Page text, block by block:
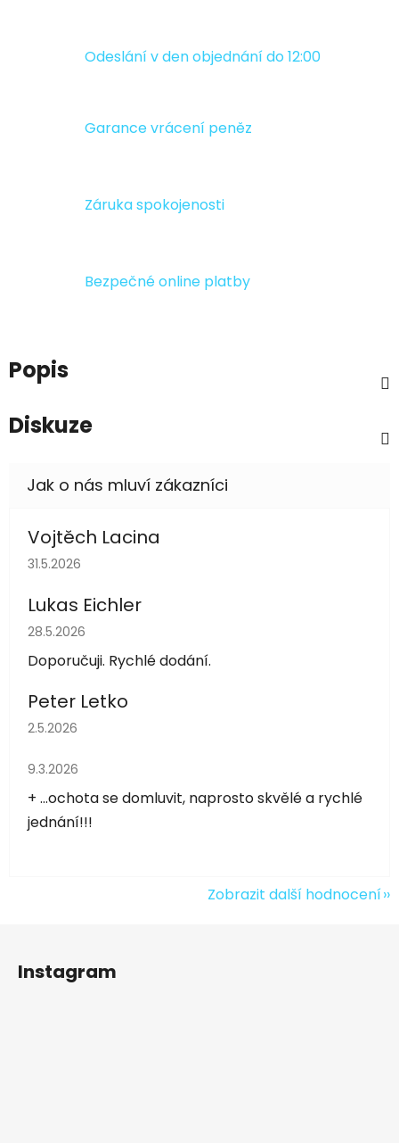
Odeslání v den objednání do 12:00
Garance vrácení peněz
Záruka spokojenosti
Bezpečné online platby
Popis
Diskuze
Vojtěch Lacina
Hodnocení obchodu je 5 z 5 hvězdiček.
31.5.2026
Lukas Eichler
Hodnocení obchodu je 5 z 5 hvězdiček.
28.5.2026
Doporučuji. Rychlé dodání.
Peter Letko
Hodnocení obchodu je 5 z 5 hvězdiček.
2.5.2026
Hodnocení obchodu je 5 z 5 hvězdiček.
9.3.2026
+ ...ochota se domluvit, naprosto skvělé a rychlé
jednání!!!
Zobrazit další hodnocení
Instagram